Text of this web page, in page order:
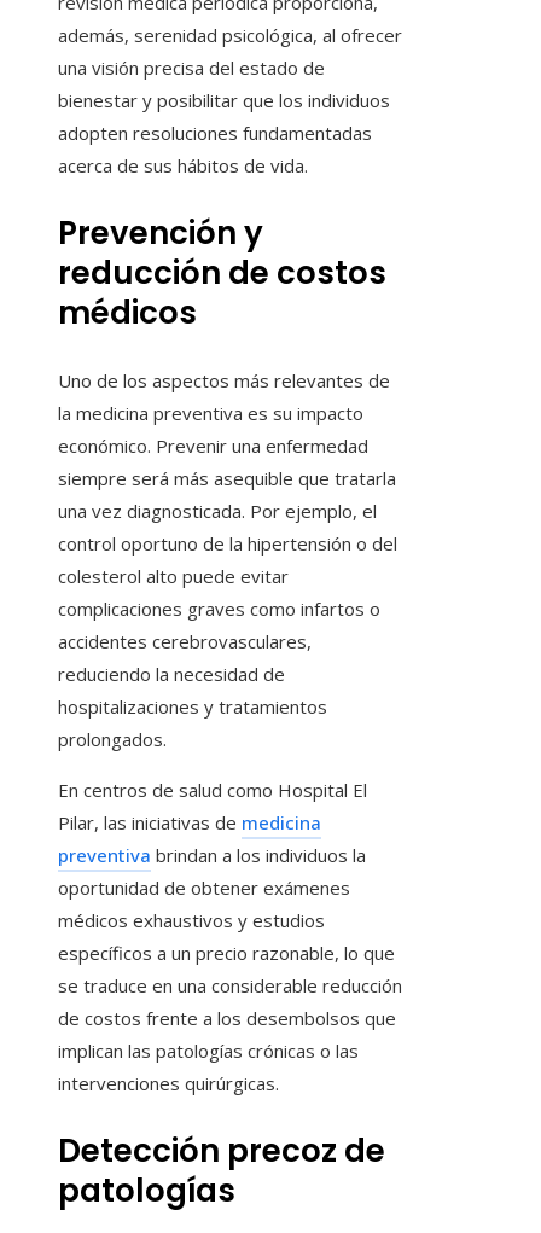
además, serenidad psicológica, al ofrecer
una visión precisa del estado de
bienestar y posibilitar que los individuos
adopten resoluciones fundamentadas
acerca de sus hábitos de vida.
Prevención y
reducción de costos
médicos
Uno de los aspectos más relevantes de
la medicina preventiva es su impacto
económico. Prevenir una enfermedad
siempre será más asequible que tratarla
una vez diagnosticada. Por ejemplo, el
control oportuno de la hipertensión o del
colesterol alto puede evitar
complicaciones graves como infartos o
accidentes cerebrovasculares,
reduciendo la necesidad de
hospitalizaciones y tratamientos
prolongados.
En centros de salud como Hospital El
Pilar, las iniciativas de medicina
preventiva brindan a los individuos la
oportunidad de obtener exámenes
médicos exhaustivos y estudios
específicos a un precio razonable, lo que
se traduce en una considerable reducción
de costos frente a los desembolsos que
implican las patologías crónicas o las
intervenciones quirúrgicas.
Detección precoz de
patologías